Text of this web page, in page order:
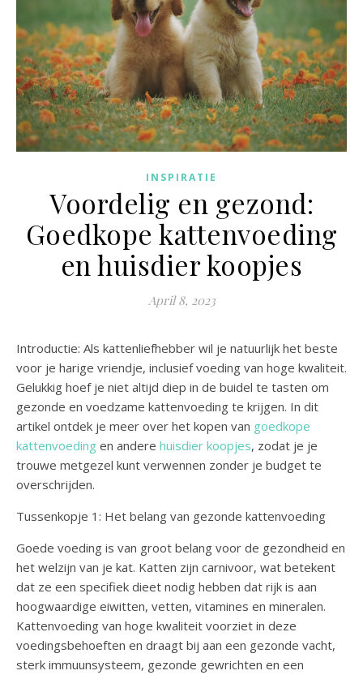
INSPIRATIE
Voordelig en gezond:
Goedkope kattenvoeding
en huisdier koopjes
April 8, 2023
Introductie: Als kattenliefhebber wil je natuurlijk het beste
voor je harige vriendje, inclusief voeding van hoge kwaliteit.
Gelukkig hoef je niet altijd diep in de buidel te tasten om
gezonde en voedzame kattenvoeding te krijgen. In dit
artikel ontdek je meer over het kopen van goedkope
kattenvoeding en andere huisdier koopjes, zodat je je
trouwe metgezel kunt verwennen zonder je budget te
overschrijden.
Tussenkopje 1: Het belang van gezonde kattenvoeding
Goede voeding is van groot belang voor de gezondheid en
het welzijn van je kat. Katten zijn carnivoor, wat betekent
dat ze een specifiek dieet nodig hebben dat rijk is aan
hoogwaardige eiwitten, vetten, vitamines en mineralen.
Kattenvoeding van hoge kwaliteit voorziet in deze
voedingsbehoeften en draagt bij aan een gezonde vacht,
sterk immuunsysteem, gezonde gewrichten en een